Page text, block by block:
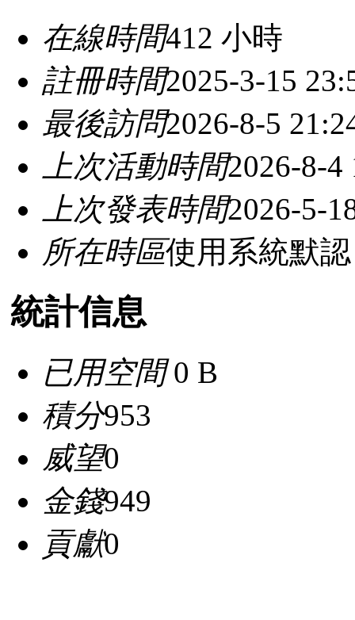
在線時間412 小時
註冊時間2025-3-15
最後訪問2026-8-5
上次活動時間2026-8-4
上次發表時間2026-5-
所在時區使用系統默認
統計信息
已用空間0 B
積分953
威望0
金錢949
貢獻0